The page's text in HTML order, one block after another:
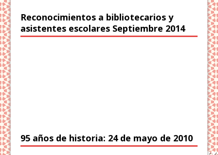
Reconocimientos a bibliotecarios y
asistentes escolares Septiembre 2014
95 años de historia: 24 de mayo de 2010